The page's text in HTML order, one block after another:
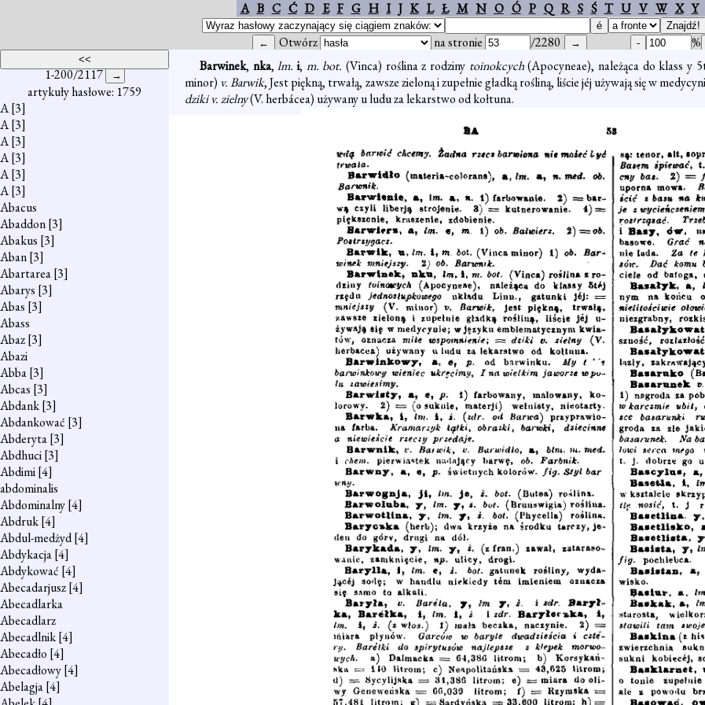
A B C Ć D E F G H I J K L Ł M N O Ó P Q R S Ś T U V W X Y
Otwórz na stronie /2280 %
1-200/2117
artykuły hasłowe: 1759
A[3]
A[3]
A[3]
A[3]
A[3]
A[3]
Abacus
Abaddon[3]
Abakus [3]
Aban[3]
Abartarea[3]
Abarys [3]
Abas [3]
Abass
Abaz[3]
Abazi
Abba[3]
Abcas [3]
Abdank[3]
Abdankować [3]
Abderyta[3]
Abdhuci[3]
Abdimi[4]
abdominalis
Abdominalny[4]
Abdruk[4]
Abdul-medżyd[4]
Abdykacja[4]
Abdykować [4]
Abecadarjusz[4]
Abecadlarka
Abecadlarz
Abecadlnik[4]
Abecadło [4]
Abecadłowy[4]
Abelagja[4]
Barwinek, nka,lm.i, m. bot. (Vinca) roślina z rodziny toinokcych(Apocyneae), należąca do klass y
minor) v. Barwik, Jest piękną, trwałą, zawsze zieloną i zupełnie gładką rośliną, liście jéj używają się w
dziki v. zielny(V. herbácea) używany u ludu za lekarstwo od kołtuna.